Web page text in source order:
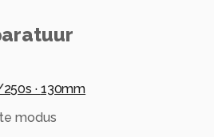
· 130mm
modus